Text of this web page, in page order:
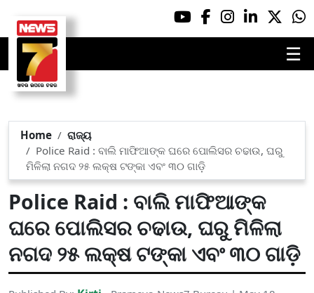
☰
Home
ରାଜ୍ୟ
Police Raid : ବାଲି ମାଫିଆଙ୍କ ଘରେ ପୋଲିସର ଚଢାଉ, ଘରୁ
ମିଳିଲା ନଗଦ ୨୫ ଲକ୍ଷ ଟଙ୍କା ଏବଂ ୩୦ ଗାଡ଼ି
Police Raid : ବାଲି ମାଫିଆଙ୍କ
ଘରେ ପୋଲିସର ଚଢାଉ, ଘରୁ ମିଳିଲା
ନଗଦ ୨୫ ଲକ୍ଷ ଟଙ୍କା ଏବଂ ୩୦ ଗାଡ଼ି